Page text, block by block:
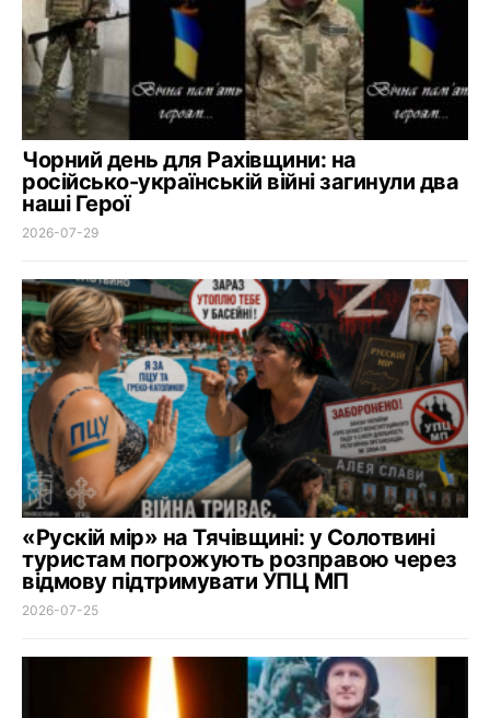
Чорний день для Рахівщини: на
російсько-українській війні загинули два
наші Герої
2026-07-29
«Рускій мір» на Тячівщині: у Солотвині
туристам погрожують розправою через
відмову підтримувати УПЦ МП
2026-07-25